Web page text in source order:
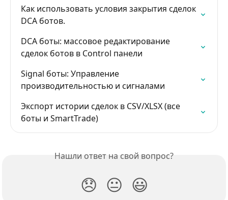
Как использовать условия закрытия сделок
DCA ботов.
DCA боты: массовое редактирование
сделок ботов в Control панели
Signal боты: Управление
производительностью и сигналами
Экспорт истории сделок в CSV/XLSX (все
боты и SmartTrade)
Нашли ответ на свой вопрос?
😞 😐 😃